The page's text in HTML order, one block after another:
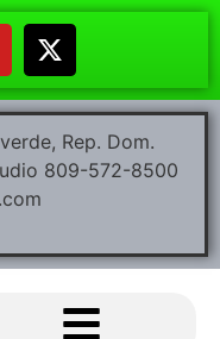
Rep. Dom.
809-572-8500